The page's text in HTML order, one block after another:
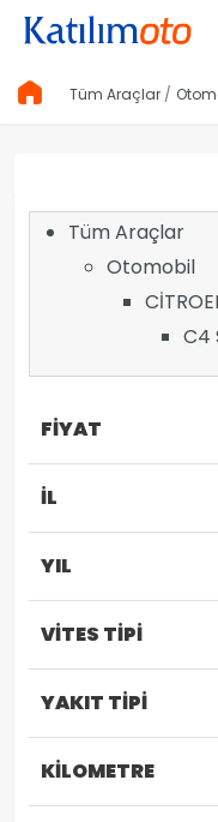
Tüm Araçlar
Tüm Araçlar
Otomobil
C4
FİYAT
İL
YIL
VİTES TİPİ
YAKIT TİPİ
KİLOMETRE